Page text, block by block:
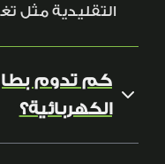
التقليدية مثل
كم تدوم
الكهربائية؟